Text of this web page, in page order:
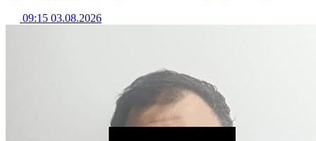
09:15 03.08.2026